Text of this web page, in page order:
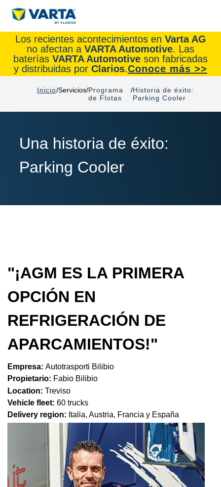
Los recientes acontecimientos en Varta AG
no afectan a VARTA Automotive. Las
baterías VARTA Automotive son fabricadas
y distribuidas por Clarios.Conoce más >>
Inicio Servicios Programa
de Flotas
Historia de éxito:
Parking Cooler
Una historia de éxito:
Parking Cooler
"¡AGM ES LA PRIMERA
OPCIÓN EN
REFRIGERACIÓN DE
APARCAMIENTOS!"
Empresa: Autotrasporti Bilibio
Propietario: Fabio Bilibio
Location: Treviso
Vehicle fleet: 60 trucks
Delivery region: Italia, Austria, Francia y España